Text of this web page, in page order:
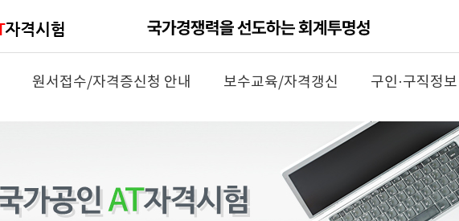
원서접수/자격증신청 안내 보수교육/자격갱신 구인·구직정보